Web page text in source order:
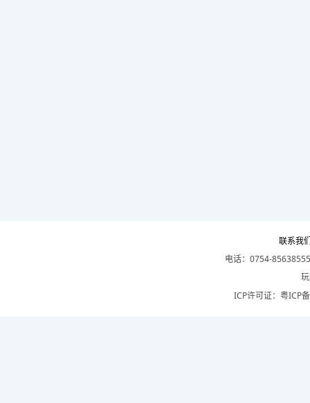
联系我
电话：0754-
ICP许可证： 粤ICP